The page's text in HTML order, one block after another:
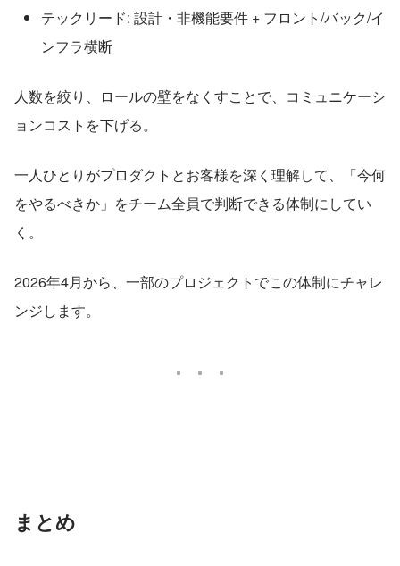
テックリード: 設計・非機能要件 + フロント/バック/イ
ンフラ横断
人数を絞り、ロールの壁をなくすことで、コミュニケーシ
ョンコストを下げる。
一人ひとりがプロダクトとお客様を深く理解して、「今何
をやるべきか」をチーム全員で判断できる体制にしてい
く。
2026年4月から、一部のプロジェクトでこの体制にチャレ
ンジします。
まとめ